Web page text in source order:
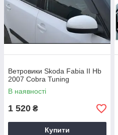
Ветровики Skoda Fabia II Hb
2007 Cobra Tuning
В наявності
1 520 ₴
Купити